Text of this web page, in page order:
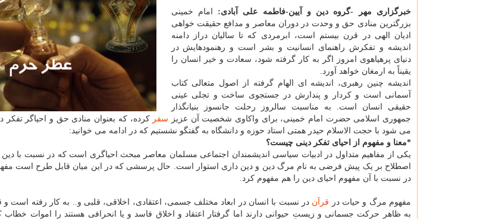
خبرگزاری مهر -گروه دین و آیین-فاطمه علی آبادی:
امام خمینی
بزرگترین منادی حق و وحدت در دوران معاصر و مدافع حقیقت خواهی
ادیان الهی در قرن بیستم است، ابرمردی که تا سالیان دراز دامنه
اندیشه و تفکرش راهنمای انسانیت و بشر است و رهنمودهایش در
دنیای پرهیاهوی امروز اگر به کار گرفته شود، سعادت و خیر انسان را
یقیناً به ارمغان خواهد آورد.
اندیشه چنین رهبری، اندیشه ای الهام گرفته از اصول متعالی کتاب
آسمانی است و کردار و پندارش در جستجوی ساخت و تجلی عینی
حقیقی انسان است. به مناسبت سالروز رحلت جانسوز بنیانگذار
جمهوری اسلامی حضرت امام خمینی، برای واکاوی شخصیت آن عزیز سفر کرده، که بعنوان منادی حق و احیاگر
می شود با حجت الاسلام حیدر همتی استاد حوزه و دانشگاه به گفتگو نشستیم که در ادامه می خوانید:
*معنا و مفهوم از احیای تفکر دینی چیست؟
یکی از مفاهیم متداول در ادبیات سیاسی اندیشمندان اجتماعی مسلمان معاصر مبحث احیاگری است که در نسبت با
اصطلاح بر یک پیش فرضی به نام مرگ دین و دین داری استوار است. حال پرسشی که در این میان قابل طرح است
در نسبت با آن مفهوم احیای دین را هم مفهوم کرد.
مفهوم مرگ و حیات در قرآن در نسبت با انسان در ابعاد مختلف جسمی، اعتقادی، اخلاقی، قلبی و.. به کار رفته است
به ظاهر حرکت جسمانی و زیست حیوانی دارند اما گرفتار اعتقاد و اخلاق فاسد و یا انحرافی هستند را اموات